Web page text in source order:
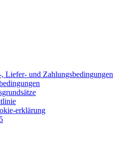
Liefer- und Zahlungsbedingungen
erklärung